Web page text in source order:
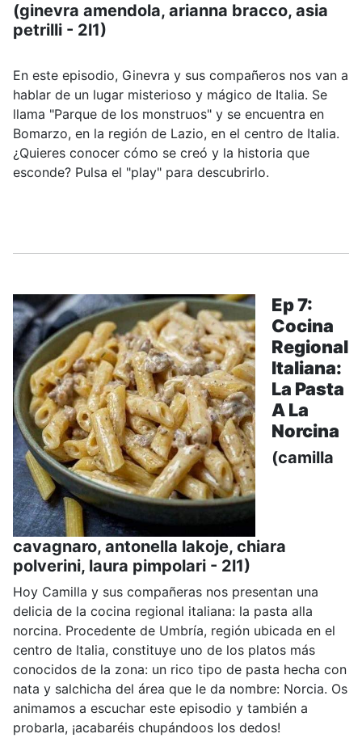
(ginevra amendola, arianna bracco, asia
petrilli - 2l1)
En este episodio, Ginevra y sus compañeros nos van a
hablar de un lugar misterioso y mágico de Italia. Se
llama "Parque de los monstruos" y se encuentra en
Bomarzo, en la región de Lazio, en el centro de Italia.
¿Quieres conocer cómo se creó y la historia que
esconde? Pulsa el "play" para descubrirlo.
Ep 7:
Cocina
Regional
Italiana:
La Pasta
A La
Norcina
(camilla
cavagnaro, antonella lakoje, chiara
polverini, laura pimpolari - 2l1)
Hoy Camilla y sus compañeras nos presentan una
delicia de la cocina regional italiana: la pasta alla
norcina. Procedente de Umbría, región ubicada en el
centro de Italia, constituye uno de los platos más
conocidos de la zona: un rico tipo de pasta hecha con
nata y salchicha del área que le da nombre: Norcia. Os
animamos a escuchar este episodio y también a
probarla, ¡acabaréis chupándoos los dedos!